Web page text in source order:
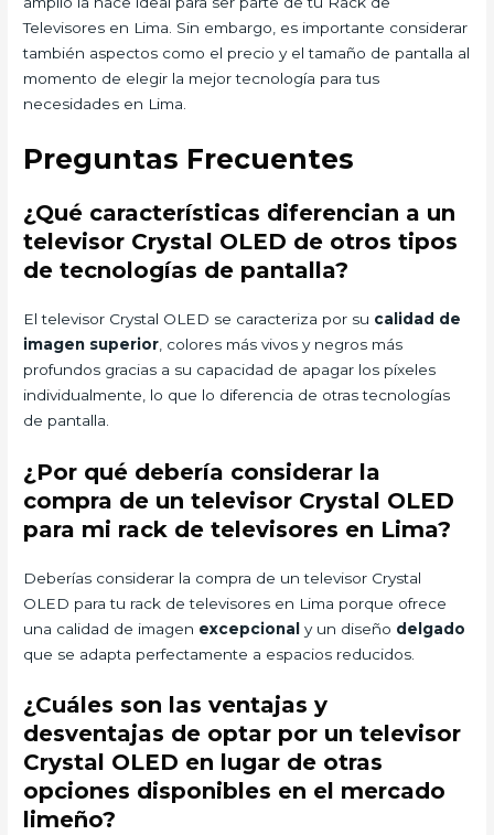
Televisores en Lima. Sin embargo, es importante considerar
también aspectos como el precio y el tamaño de pantalla al
momento de elegir la mejor tecnología para tus
necesidades en Lima.
Preguntas Frecuentes
¿Qué características diferencian a un
televisor Crystal OLED de otros tipos
de tecnologías de pantalla?
El televisor Crystal OLED se caracteriza por su calidad de
imagen superior , colores más vivos y negros más
profundos gracias a su capacidad de apagar los píxeles
individualmente, lo que lo diferencia de otras tecnologías
de pantalla.
¿Por qué debería considerar la
compra de un televisor Crystal OLED
para mi rack de televisores en Lima?
Deberías considerar la compra de un televisor Crystal
OLED para tu rack de televisores en Lima porque ofrece
una calidad de imagen excepcional y un diseño delgado
que se adapta perfectamente a espacios reducidos.
¿Cuáles son las ventajas y
desventajas de optar por un televisor
Crystal OLED en lugar de otras
opciones disponibles en el mercado
limeño?